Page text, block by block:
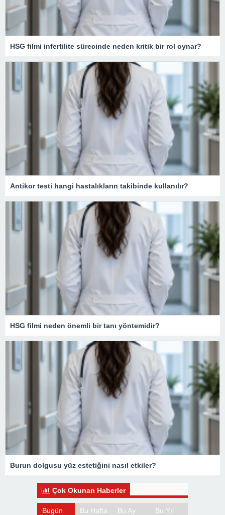
HSG filmi infertilite sürecinde neden kritik bir rol oynar?
Antikor testi hangi hastalıkların takibinde kullanılır?
HSG filmi neden önemli bir tanı yöntemidir?
Burun dolgusu yüz estetiğini nasıl etkiler?
Çok Okunan Haberler
Bugün Bu Hafta Bu Ay Bu Yıl